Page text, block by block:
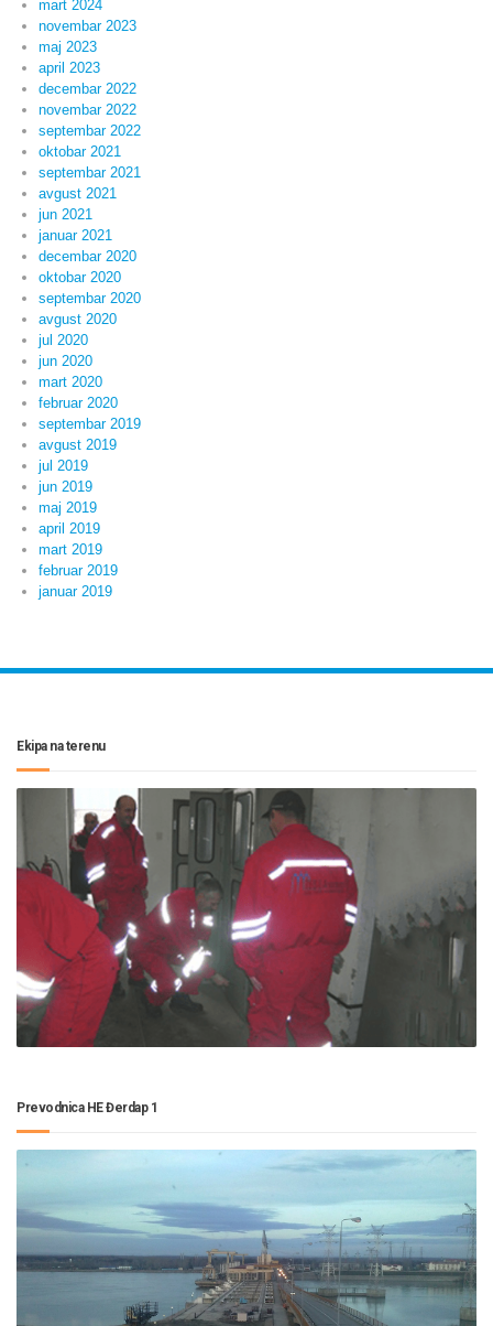
mart 2024
novembar 2023
maj 2023
april 2023
decembar 2022
novembar 2022
septembar 2022
oktobar 2021
septembar 2021
avgust 2021
jun 2021
januar 2021
decembar 2020
oktobar 2020
septembar 2020
avgust 2020
jul 2020
jun 2020
mart 2020
februar 2020
septembar 2019
avgust 2019
jul 2019
jun 2019
maj 2019
april 2019
mart 2019
februar 2019
januar 2019
Ekipa na terenu
Prevodnica HE Đerdap 1